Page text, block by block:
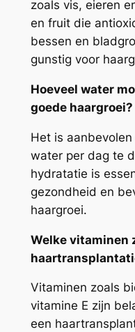
zoals vis, eieren
en fruit die
bessen en
gunstig voor
Hoeveel water
goede haargroei?
Het is
water per dag te
hydratatie is
gezondheid en
haargroei.
Welke vitaminen
Vitaminen zoals
vitamine E zijn
een